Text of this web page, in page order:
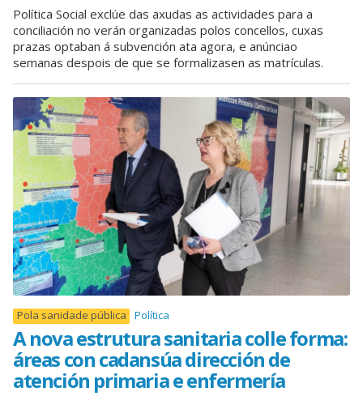
Política Social exclúe das axudas as actividades para a
conciliación no verán organizadas polos concellos, cuxas
prazas optaban á subvención ata agora, e anúnciao
semanas despois de que se formalizasen as matrículas.
Pola sanidade pública Política
A nova estrutura sanitaria colle forma:
áreas con cadansúa dirección de
atención primaria e enfermería